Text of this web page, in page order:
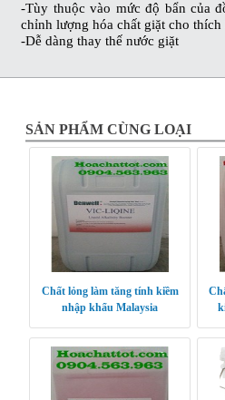
-Tùy thuộc vào mức độ bẩn của
chỉnh lượng hóa chất giặt cho thích
-Dễ dàng thay thế nước giặt
SẢN PHẨM CÙNG LOẠI
Chất lỏng làm tăng tính kiềm
nhập khẩu Malaysia